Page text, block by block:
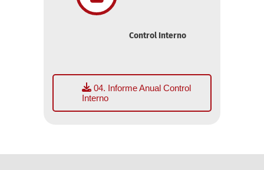
Control Interno
04. Informe Anual Control
Interno